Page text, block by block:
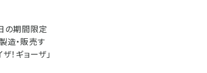
の期間限定
造・販売す
！ギョーザ」